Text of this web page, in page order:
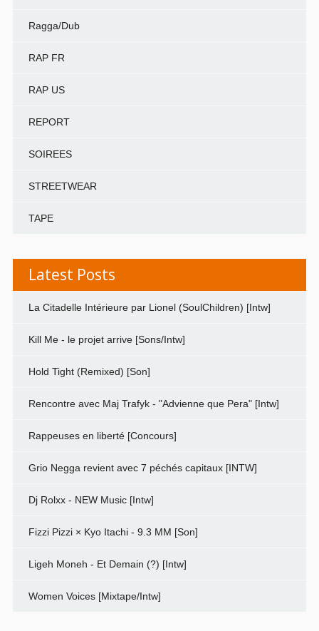
Ragga/Dub
RAP FR
RAP US
REPORT
SOIREES
STREETWEAR
TAPE
Latest Posts
La Citadelle Intérieure par Lionel (SoulChildren) [Intw]
Kill Me - le projet arrive [Sons/Intw]
Hold Tight (Remixed) [Son]
Rencontre avec Maj Trafyk - "Advienne que Pera" [Intw]
Rappeuses en liberté [Concours]
Grio Negga revient avec 7 péchés capitaux [INTW]
Dj Rolxx - NEW Music [Intw]
Fizzi Pizzi × Kyo Itachi - 9.3 MM [Son]
Ligeh Moneh - Et Demain (?) [Intw]
Women Voices [Mixtape/Intw]